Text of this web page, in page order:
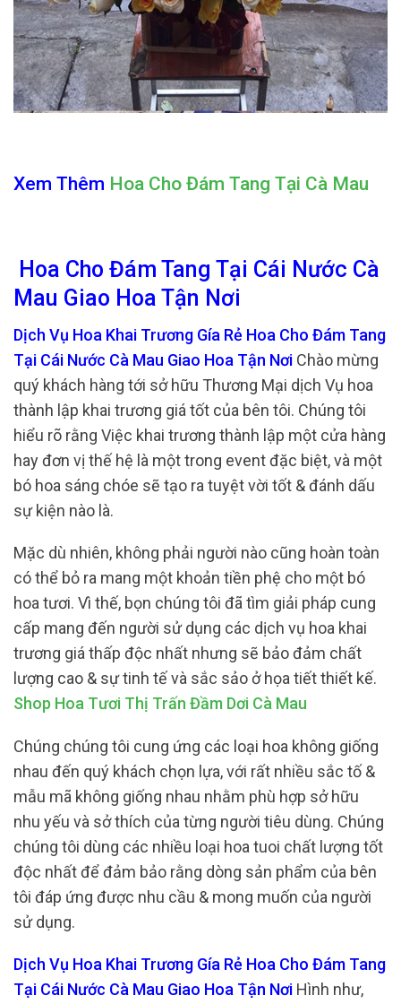
Xem Thêm Hoa Cho Đám Tang Tại Cà Mau
Hoa Cho Đám Tang Tại Cái Nước Cà
Mau Giao Hoa Tận Nơi
Dịch Vụ Hoa Khai Trương Gía Rẻ Hoa Cho Đám Tang
Tại Cái Nước Cà Mau Giao Hoa Tận Nơi Chào mừng
quý khách hàng tới sở hữu Thương Mại dịch Vụ hoa
thành lập khai trương giá tốt của bên tôi. Chúng tôi
hiểu rõ rằng Việc khai trương thành lập một cửa hàng
hay đơn vị thế hệ là một trong event đặc biệt, và một
bó hoa sáng chóe sẽ tạo ra tuyệt vời tốt & đánh dấu
sự kiện nào là.
Mặc dù nhiên, không phải người nào cũng hoàn toàn
có thể bỏ ra mang một khoản tiền phệ cho một bó
hoa tươi. Vì thế, bọn chúng tôi đã tìm giải pháp cung
cấp mang đến người sử dụng các dịch vụ hoa khai
trương giá thấp độc nhất nhưng sẽ bảo đảm chất
lượng cao & sự tinh tế và sắc sảo ở họa tiết thiết kế.
Shop Hoa Tươi Thị Trấn Đầm Dơi Cà Mau
Chúng chúng tôi cung ứng các loại hoa không giống
nhau đến quý khách chọn lựa, với rất nhiều sắc tố &
mẫu mã không giống nhau nhằm phù hợp sở hữu
nhu yếu và sở thích của từng người tiêu dùng. Chúng
chúng tôi dùng các nhiều loại hoa tuoi chất lượng tốt
độc nhất để đảm bảo rằng dòng sản phẩm của bên
tôi đáp ứng được nhu cầu & mong muốn của người
sử dụng.
Dịch Vụ Hoa Khai Trương Gía Rẻ Hoa Cho Đám Tang
Tại Cái Nước Cà Mau Giao Hoa Tận Nơi Hình như,